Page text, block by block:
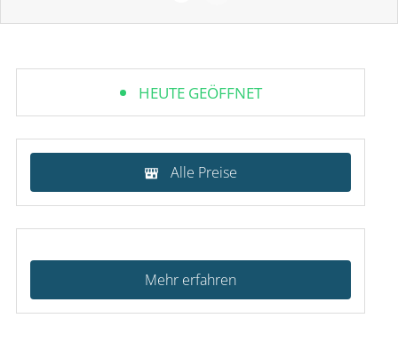
HEUTE GEÖFFNET
Alle Preise
Mehr erfahren